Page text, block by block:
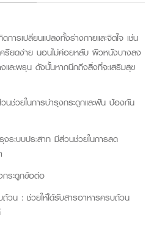
ารเปลี่ยนแปลงทั้งร่างกายและจิตใจ เช่น
รียดง่าย นอนไม่ค่อยหลับ ผิวหนังบางลง
และพรุน ดังนั้นหากนึกถึงสิ่งที่จะเสริมสุข
นช่วยในการบำรุงกระดูกและฟัน ป้องกัน
ะบบประสาท มีส่วนช่วยในการลด
กระดูกข้อต่อ
วน : ช่วยให้ได้รับสารอาหารครบถ้วน